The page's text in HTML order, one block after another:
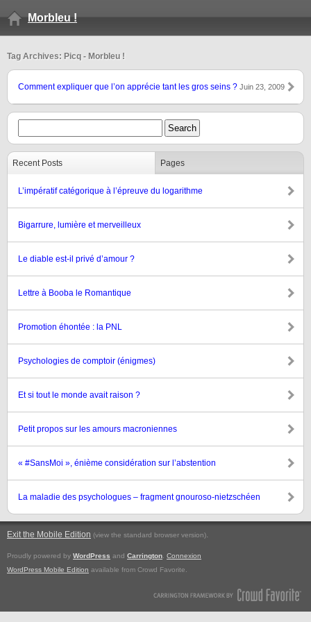
Morbleu !
Tag Archives: Picq - Morbleu !
Comment expliquer que l’on apprécie tant les gros seins ? Juin 23, 2009
Recent Posts Pages
L’impératif catégorique à l’épreuve du logarithme
Bigarrure, lumière et merveilleux
Le diable est-il privé d’amour ?
Lettre à Booba le Romantique
Promotion éhontée : la PNL
Psychologies de comptoir (énigmes)
Et si tout le monde avait raison ?
Petit propos sur les amours macroniennes
« #SansMoi », énième considération sur l’abstention
La maladie des psychologues – fragment gnouroso-nietzschéen
Exit the Mobile Edition (view the standard browser version).
Proudly powered by WordPress and Carrington Connexion
WordPress Mobile Edition available from Crowd Favorite.